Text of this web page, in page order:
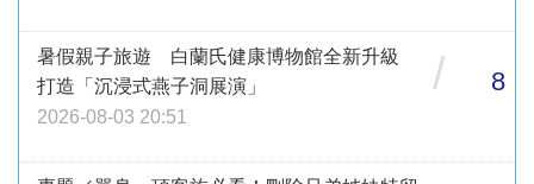
暑假親子旅遊 白蘭氏健康博物館全新升級
打造「沉浸式燕子洞展演」
2026-08-03 20:51
/ 8